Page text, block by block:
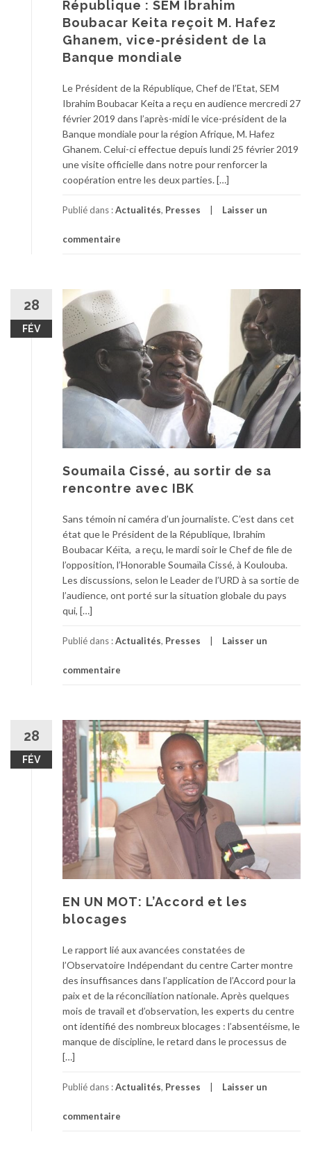
République : SEM Ibrahim
Boubacar Keita reçoit M. Hafez
Ghanem, vice-président de la
Banque mondiale
Le Président de la République, Chef de l’Etat, SEM
Ibrahim Boubacar Keita a reçu en audience mercredi 27
février 2019 dans l’après-midi le vice-président de la
Banque mondiale pour la région Afrique, M. Hafez
Ghanem. Celui-ci effectue depuis lundi 25 février 2019
une visite officielle dans notre pour renforcer la
coopération entre les deux parties. […]
Publié dans :Actualités, Presses Laisser un
commentaire
28
FÉV
Soumaila Cissé, au sortir de sa
rencontre avec IBK
Sans témoin ni caméra d’un journaliste. C’est dans cet
état que le Président de la République, Ibrahim
Boubacar Kéïta, a reçu, le mardi soir le Chef de file de
l’opposition, l’Honorable Soumaïla Cissé, à Koulouba.
Les discussions, selon le Leader de l’URD à sa sortie de
l’audience, ont porté sur la situation globale du pays
qui, […]
Publié dans :Actualités, Presses Laisser un
commentaire
28
FÉV
EN UN MOT: L’Accord et les
blocages
Le rapport lié aux avancées constatées de
l’Observatoire Indépendant du centre Carter montre
des insuffisances dans l’application de l’Accord pour la
paix et de la réconciliation nationale. Après quelques
mois de travail et d’observation, les experts du centre
ont identifié des nombreux blocages : l’absentéisme, le
manque de discipline, le retard dans le processus de
[…]
Publié dans :Actualités, Presses Laisser un
commentaire